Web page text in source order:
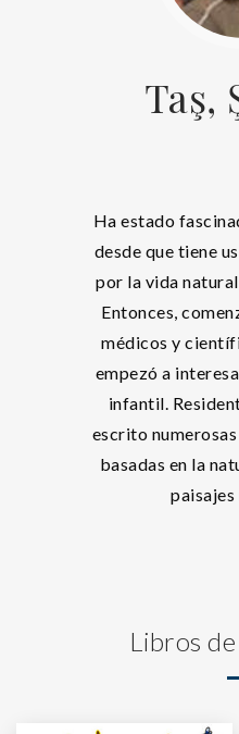
Taş,
Ha estado
desde que tiene
por la vida
Entonces,
médicos y
empezó a
infantil.
escrito
basadas en la
paisajes
Libros de